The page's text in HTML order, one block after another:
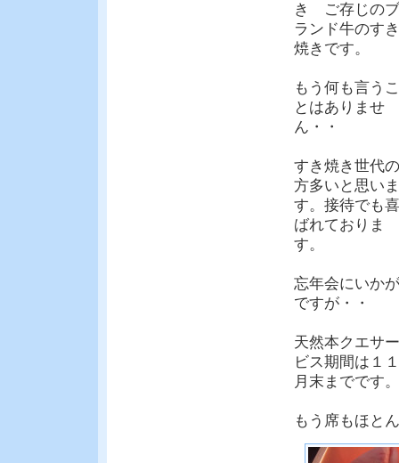
き ご存じのブ
ランド牛のすき
焼きです。
もう何も言うこ
とはありませ
ん・・
すき焼き世代の
方多いと思いま
す。接待でも喜
ばれておりま
す。
忘年会にいかが
ですが・・
天然本クエサー
ビス期間は１１
月末までです。
もう席もほとん